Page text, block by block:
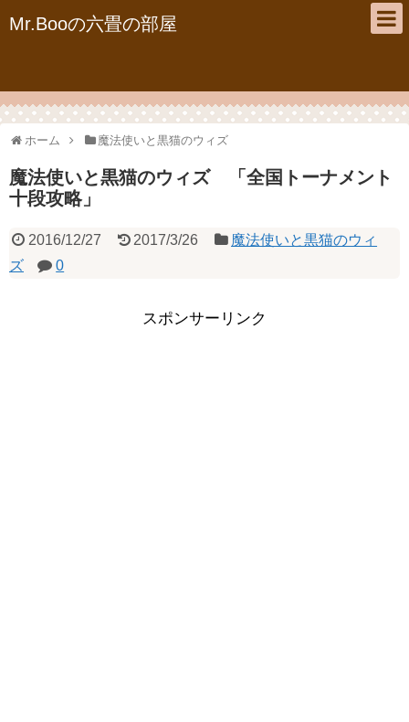
Mr.Booの六畳の部屋
ホーム 魔法使いと黒猫のウィズ
魔法使いと黒猫のウィズ 「全国トーナメント
十段攻略」
2016/12/27 2017/3/26
魔法使いと黒猫のウィ
ズ
0
スポンサーリンク